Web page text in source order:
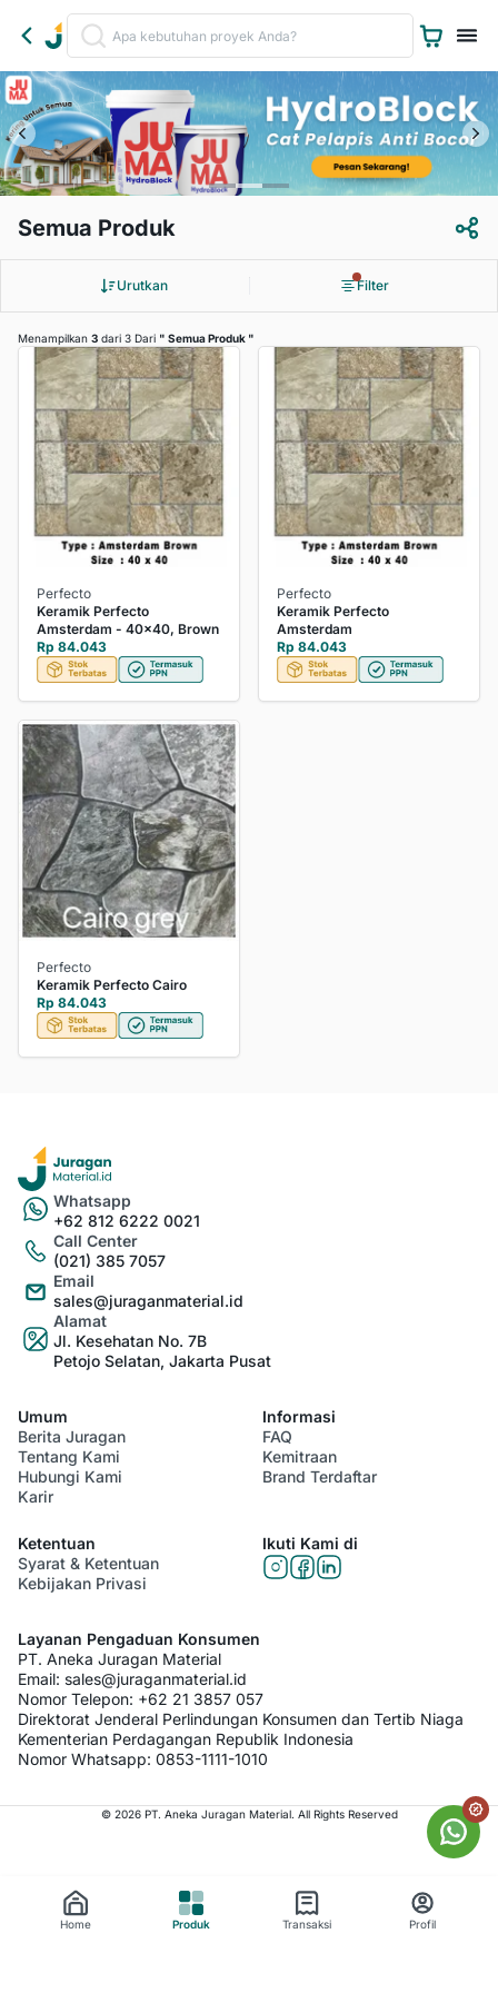
Semua Produk
Urutkan Filter
Menampilkan 3 dari 3 Dari " Semua Produk "
Perfecto
Keramik Perfecto
Amsterdam - 40x40, Brown
Rp 84.043
Perfecto
Keramik Perfecto
Amsterdam
Rp 84.043
Perfecto
Keramik Perfecto Cairo
Rp 84.043
Whatsapp
+62 812 6222 0021
Call Center
(021) 385 7057
Email
sales@juraganmaterial.id
Alamat
Jl. Kesehatan No. 7B
Petojo Selatan, Jakarta Pusat
Umum
Berita Juragan
Tentang Kami
Hubungi Kami
Karir
Informasi
FAQ
Kemitraan
Brand Terdaftar
Ketentuan
Syarat & Ketentuan
Kebijakan Privasi
Ikuti Kami di
Layanan Pengaduan Konsumen
PT. Aneka Juragan Material
Email: sales@juraganmaterial.id
Nomor Telepon: +62 21 3857 057
Direktorat Jenderal Perlindungan Konsumen dan Tertib Niaga
Kementerian Perdagangan Republik Indonesia
Nomor Whatsapp: 0853-1111-1010
© 2026 PT. Aneka Juragan Material. All Rights Reserved
Home Produk Transaksi Profil